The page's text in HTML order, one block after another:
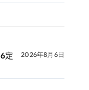
定
2026年8月6日